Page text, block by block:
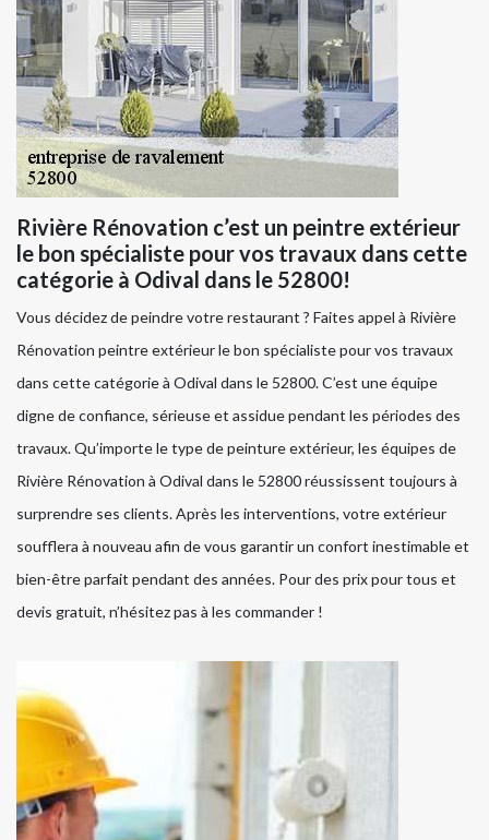
Rivière Rénovation c’est un peintre extérieur
le bon spécialiste pour vos travaux dans cette
catégorie à Odival dans le 52800!
Vous décidez de peindre votre restaurant ? Faites appel à Rivière
Rénovation peintre extérieur le bon spécialiste pour vos travaux
dans cette catégorie à Odival dans le 52800. C’est une équipe
digne de confiance, sérieuse et assidue pendant les périodes des
travaux. Qu’importe le type de peinture extérieur, les équipes de
Rivière Rénovation à Odival dans le 52800 réussissent toujours à
surprendre ses clients. Après les interventions, votre extérieur
soufflera à nouveau afin de vous garantir un confort inestimable et
bien-être parfait pendant des années. Pour des prix pour tous et
devis gratuit, n’hésitez pas à les commander !